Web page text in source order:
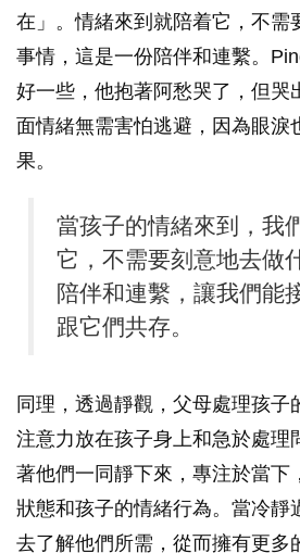
在」。情緒來到就陪着它，不需
事情，這是一份陪伴和連繫。
好一些，他抱著阿愁哭了，但哭
面情緒無需害怕逃避，因為眼淚
果。
當孩子的情緒來到，我
它，不需要刻意地去做
陪伴和連繫，讓我們能
跟它們共存。
同理，透過靜觀，父母處理孩子
注意力放在孩子身上和急於處理
著他們一同靜下來，專注於當下
狀態和孩子的情緒行為。當冷靜
去了解他們所需，從而擁有更多